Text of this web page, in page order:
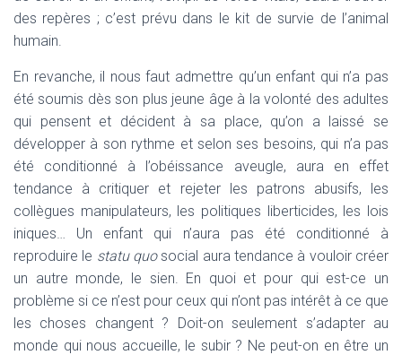
des repères ; c’est prévu dans le kit de survie de l’animal
humain.
En revanche, il nous faut admettre qu’un enfant qui n’a pas
été soumis dès son plus jeune âge à la volonté des adultes
qui pensent et décident à sa place, qu’on a laissé se
développer à son rythme et selon ses besoins, qui n’a pas
été conditionné à l’obéissance aveugle, aura en effet
tendance à critiquer et rejeter les patrons abusifs, les
collègues manipulateurs, les politiques liberticides, les lois
iniques… Un enfant qui n’aura pas été conditionné à
reproduire le statu quosocial aura tendance à vouloir créer
un autre monde, le sien. En quoi et pour qui est-ce un
problème si ce n’est pour ceux qui n’ont pas intérêt à ce que
les choses changent ? Doit-on seulement s’adapter au
monde qui nous accueille, le subir ? Ne peut-on en être un